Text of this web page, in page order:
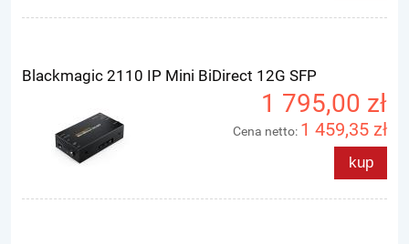
Blackmagic 2110 IP Mini BiDirect 12G SFP
1 795,00 zł
Cena netto: 1 459,35 zł
kup